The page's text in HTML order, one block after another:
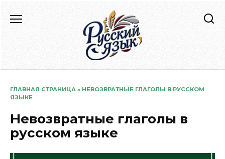
содержанию
ГЛАВНАЯ СТРАНИЦА » НЕВОЗВРАТНЫЕ ГЛАГОЛЫ В РУССКОМ
ЯЗЫКЕ
Невозвратные глаголы в
русском языке